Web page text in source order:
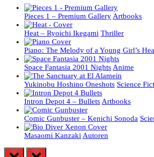
Pieces 1 – Premium Gallery Artbooks
Heat – Ryoichi Ikegami Thriller
Piano: The Melody of a Young Girl’s
Space Fantasia 2001 Nights Anime
Yukinobu Hoshino Oneshots Science
Intron Depot 4 – Bullets Artbooks
Comic Gunbuster – Kenichi Sonoda
Masaomi Kanzaki Autoren
prev next